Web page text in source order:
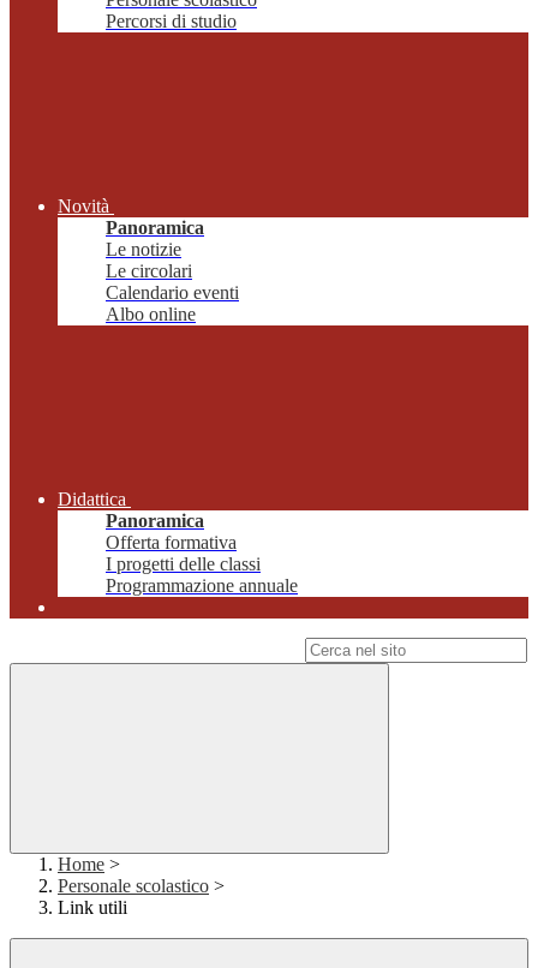
Percorsi di studio
Novità
Panoramica
Le notizie
Le circolari
Calendario eventi
Albo online
Didattica
Panoramica
Offerta formativa
I progetti delle classi
Programmazione annuale
Home >
Personale scolastico >
Link utili